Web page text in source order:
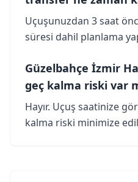
Uçuşunuzdan 3 saat
süresi dahil planlama
Güzelbahçe İzmir
geç kalma riski var
Hayır. Uçuş saatinize
kalma riski minimize